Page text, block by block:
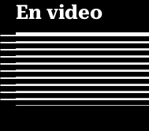
En video